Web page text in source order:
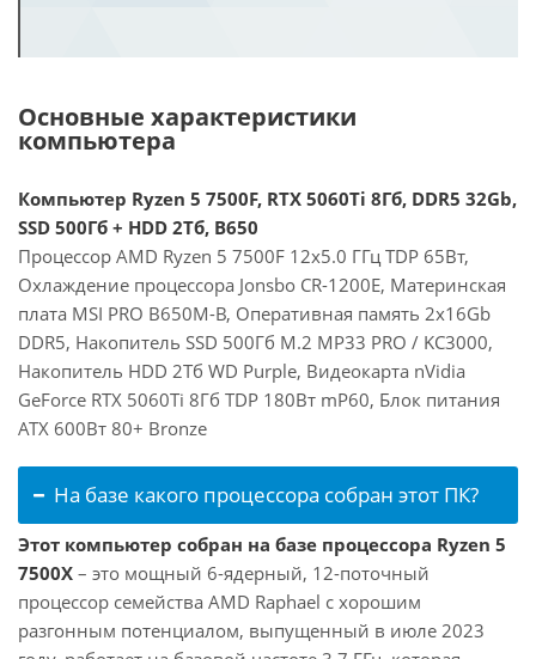
Основные характеристики
компьютера
Компьютер Ryzen 5 7500F, RTX 5060Ti 8Гб, DDR5 32Gb,
SSD 500Гб + HDD 2Тб, B650
Процессор AMD Ryzen 5 7500F 12x5.0 ГГц TDP 65Вт,
Охлаждение процессора Jonsbo CR-1200E, Материнская
плата MSI PRO B650M-B, Оперативная память 2x16Gb
DDR5, Накопитель SSD 500Гб M.2 MP33 PRO / KC3000,
Накопитель HDD 2Тб WD Purple, Видеокарта nVidia
GeForce RTX 5060Ti 8Гб TDP 180Вт mP60, Блок питания
ATX 600Вт 80+ Bronze
На базе какого процессора собран этот ПК?
Этот компьютер собран на базе процессора Ryzen 5
7500X – это мощный 6-ядерный, 12-поточный
процессор семейства AMD Raphael с хорошим
разгонным потенциалом, выпущенный в июле 2023